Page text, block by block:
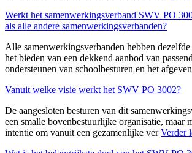
Werkt het samenwerkingsverband SWV PO
als alle andere samenwerkingsverbanden?
Alle samenwerkingsverbanden hebben
het bieden van een dekkend aanbod van
ondersteunen van schoolbesturen en het
Vanuit welke visie werkt het SWV PO 3002?
De aangesloten besturen van dit
een smalle bovenbestuurlijke organisatie, maar
intentie om vanuit een gezamenlijke verVerder